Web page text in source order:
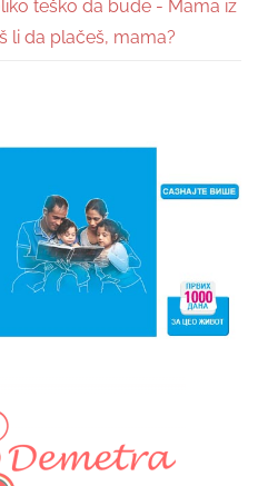
teško da bude - Mama iz
li da plačeš, mama?